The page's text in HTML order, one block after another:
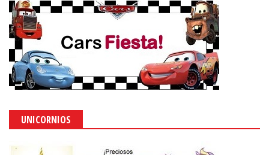
UNICORNIOS